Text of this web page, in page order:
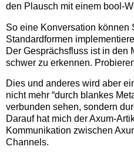
den Plausch mit einem bool-
So eine Konversation können
Standardformen
Der Gesprächsfluss ist in den
schwer zu erkennen.
Dies und anderes wird aber
nicht mehr “durch blankes
verbunden sehen, sondern
Darauf hat mich der Axum-
Kommunikation zwischen
Channels.